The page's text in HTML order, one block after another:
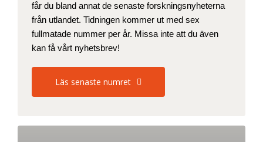
får du bland annat de senaste forskningsnyheterna
från utlandet. Tidningen kommer ut med sex
fullmatade nummer per år. Missa inte att du även
kan få vårt nyhetsbrev!
Läs senaste numret